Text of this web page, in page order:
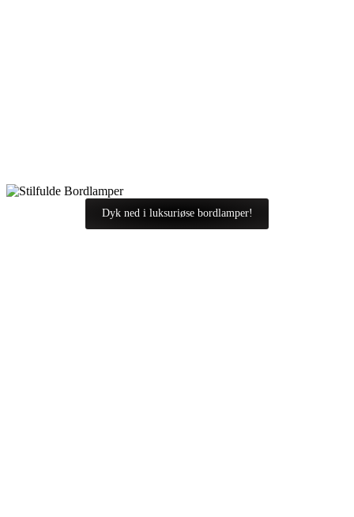
Dyk ned i luksuriøse bordlamper!